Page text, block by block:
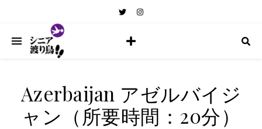
Azerbaijan アゼルバイジ
ャン（所要時間：20分）